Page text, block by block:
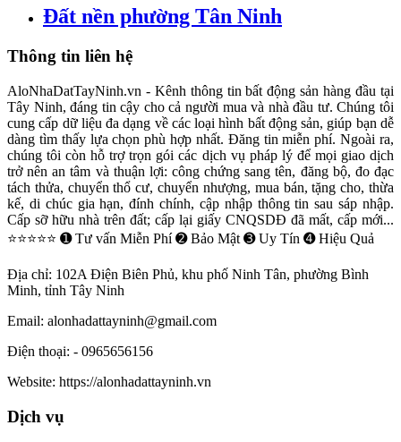
Đất nền phường Tân Ninh
Thông tin liên hệ
AloNhaDatTayNinh.vn - Kênh thông tin bất động sản hàng đầu tại
Tây Ninh, đáng tin cậy cho cả người mua và nhà đầu tư. Chúng tôi
cung cấp dữ liệu đa dạng về các loại hình bất động sản, giúp bạn dễ
dàng tìm thấy lựa chọn phù hợp nhất. Đăng tin miễn phí. Ngoài ra,
chúng tôi còn hỗ trợ trọn gói các dịch vụ pháp lý để mọi giao dịch
trở nên an tâm và thuận lợi: công chứng sang tên, đăng bộ, đo đạc
tách thửa, chuyển thổ cư, chuyển nhượng, mua bán, tặng cho, thừa
kế, di chúc gia hạn, đính chính, cập nhập thông tin sau sáp nhập.
Cấp sỡ hữu nhà trên đất; cấp lại giấy CNQSDĐ đã mất, cấp mới...
⭐⭐⭐⭐⭐ ➊ Tư vấn Miễn Phí ➋ Bảo Mật ➌ Uy Tín ➍ Hiệu Quả
Địa chỉ: 102A Điện Biên Phủ, khu phố Ninh Tân, phường Bình
Minh, tỉnh Tây Ninh
Email: alonhadattayninh@gmail.com
Điện thoại: - 0965656156
Website: https://alonhadattayninh.vn
Dịch vụ